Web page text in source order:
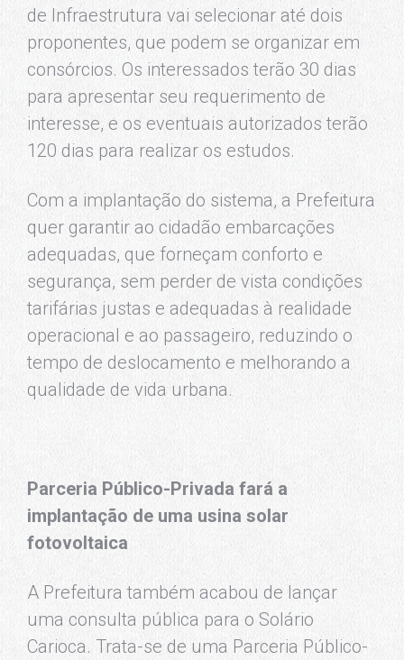
de Infraestrutura vai selecionar até dois
proponentes, que podem se organizar em
consórcios. Os interessados terão 30 dias
para apresentar seu requerimento de
interesse, e os eventuais autorizados terão
120 dias para realizar os estudos.
Com a implantação do sistema, a Prefeitura
quer garantir ao cidadão embarcações
adequadas, que forneçam conforto e
segurança, sem perder de vista condições
tarifárias justas e adequadas à realidade
operacional e ao passageiro, reduzindo o
tempo de deslocamento e melhorando a
qualidade de vida urbana.
Parceria Público-Privada fará a
implantação de uma usina solar
fotovoltaica
A Prefeitura também acabou de lançar
uma consulta pública para o Solário
Carioca. Trata-se de uma Parceria Público-